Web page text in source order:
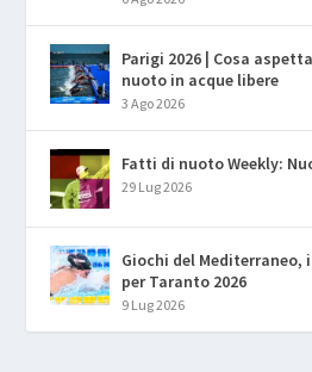
Parigi 2026 | Cosa
nuoto in acque libere
3 Ago 2026
Fatti di nuoto Weekly:
29 Lug 2026
Giochi del
per Taranto 2026
9 Lug 2026